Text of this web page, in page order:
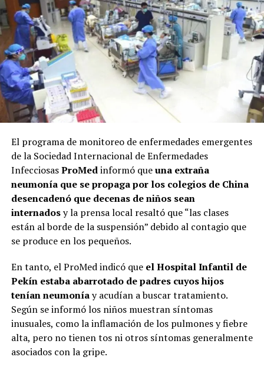
El programa de monitoreo de enfermedades emergentes
de la Sociedad Internacional de Enfermedades
InfecciosasProMedinformó queuna extraña
neumonía que se propaga por los colegios de China
desencadenó que decenas de niños sean
internadosy la prensa local resaltó que “las clases
están al borde de la suspensión” debido al contagio que
se produce en los pequeños.
En tanto, el ProMed indicó que el Hospital Infantil de
Pekín estaba abarrotado de padres cuyos hijos
tenían neumoníay acudían a buscar tratamiento.
Según se informó los niños muestran síntomas
inusuales, como la inflamación de los pulmones y fiebre
alta, pero no tienen tos ni otros síntomas generalmente
asociados con la gripe.